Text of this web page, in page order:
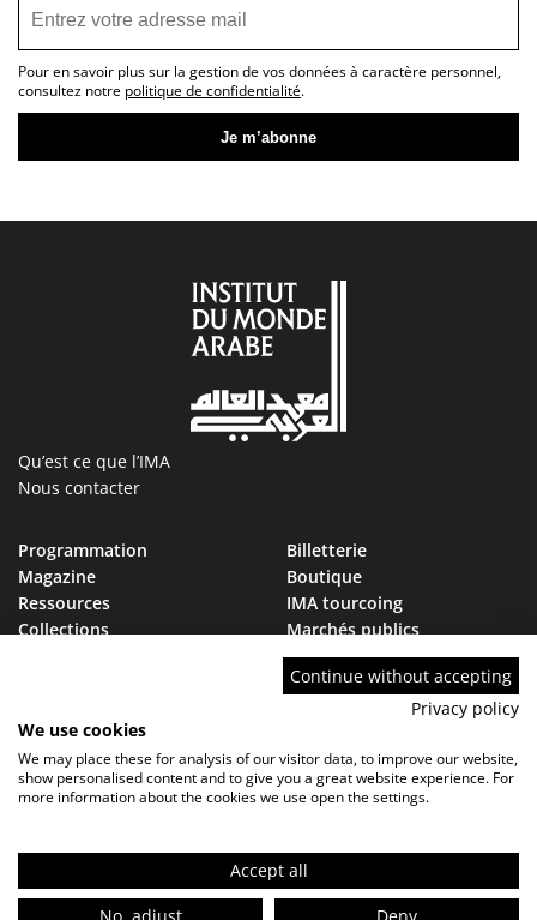
Pour en savoir plus sur la gestion de vos données à caractère personnel,
consultez notre politique de confidentialité.
Qu’est ce que l’IMA
Nous contacter
Programmation
Magazine
Ressources
Collections
Billetterie
Boutique
IMA tourcoing
Marchés publics
Nous rejoindre
FR
Continue without accepting
Privacy policy
We use cookies
We may place these for analysis of our visitor data, to improve our website,
show personalised content and to give you a great website experience. For
more information about the cookies we use open the settings.
Accept all